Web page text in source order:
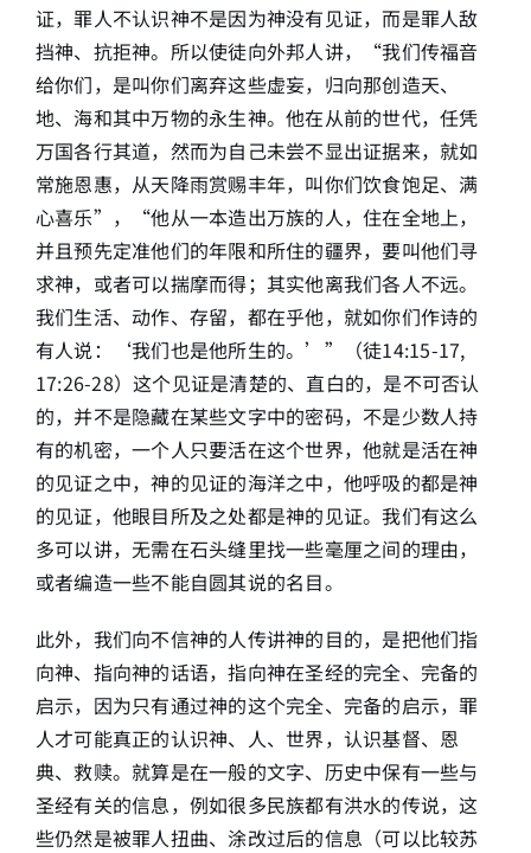
证，罪人不认识神不是因为神没有见证，而是罪人敌
挡神、抗拒神。所以使徒向外邦人讲，“我们传福音
给你们，是叫你们离弃这些虚妄，归向那创造天、
地、海和其中万物的永生神。他在从前的世代，任凭
万国各行其道，然而为自己未尝不显出证据来，就如
常施恩惠，从天降雨赏赐丰年，叫你们饮食饱足、满
心喜乐”，“他从一本造出万族的人，住在全地上，
并且预先定准他们的年限和所住的疆界，要叫他们寻
求神，或者可以揣摩而得；其实他离我们各人不远。
我们生活、动作、存留，都在乎他，就如你们作诗的
有人说：‘我们也是他所生的。’”（徒14:15-17,
17:26-28）这个见证是清楚的、直白的，是不可否认
的，并不是隐藏在某些文字中的密码，不是少数人持
有的机密，一个人只要活在这个世界，他就是活在神
的见证之中，神的见证的海洋之中，他呼吸的都是神
的见证，他眼目所及之处都是神的见证。我们有这么
多可以讲，无需在石头缝里找一些毫厘之间的理由，
或者编造一些不能自圆其说的名目。
此外，我们向不信神的人传讲神的目的，是把他们指
向神、指向神的话语，指向神在圣经的完全、完备的
启示，因为只有通过神的这个完全、完备的启示，罪
人才可能真正的认识神、人、世界，认识基督、恩
典、救赎。就算是在一般的文字、历史中保有一些与
圣经有关的信息，例如很多民族都有洪水的传说，这
些仍然是被罪人扭曲、涂改过后的信息（可以比较苏